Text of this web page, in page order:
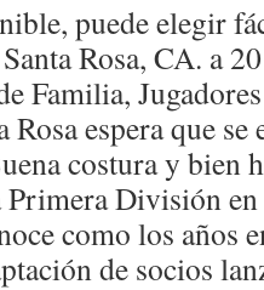
puede elegir
Rosa, CA. a
Familia,
espera que
costura y bien
División
como los años
de socios